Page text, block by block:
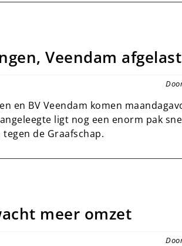
Veendam afgelast
en BV Veendam komen
ligt nog een enorm pak
de Graafschap.
meer omzet